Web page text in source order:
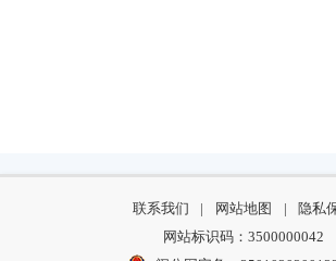
联系我们 | 网站地图 |
隐私
网站标识码：3500000042